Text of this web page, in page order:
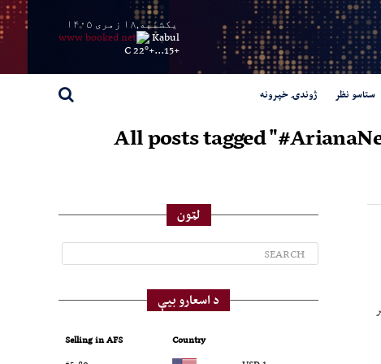
یکشنبه,۱۸ زمری ۱۴۰۵
Kabul
+
15...
+
22° C
ستاسو نظر ژوندۍ خپرونه
All posts tagged
لټون
د اسعارو بیې
Country
Selling in AFS